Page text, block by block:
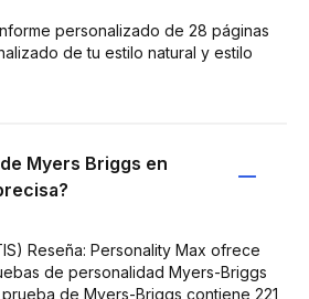
personalizado de 28 páginas
de tu estilo natural y estilo
Myers Briggs en
Reseña: Personality Max ofrece
de personalidad Myers-Briggs
de Myers-Briggs contiene 221